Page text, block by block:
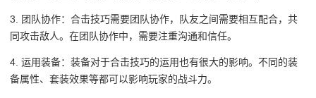
3. 团队协作：合击技巧需要团队协作，队友之间需要相互配合，共
同攻击敌人。在团队协作中，需要注重沟通和信任。
4. 运用装备：装备对于合击技巧的运用也有很大的影响。不同的装
备属性、套装效果等都可以影响玩家的战斗力。